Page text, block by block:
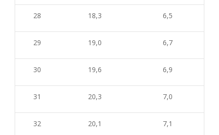
28 18,3 6,5
29 19,0 6,7
30 19,6 6,9
31 20,3 7,0
32 20,1 7,1